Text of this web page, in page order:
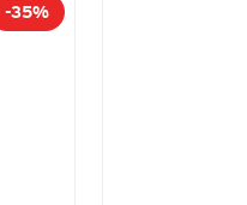
-35%